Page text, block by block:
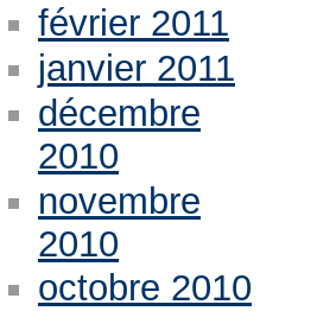
février 2011
janvier 2011
décembre
2010
novembre
2010
octobre 2010